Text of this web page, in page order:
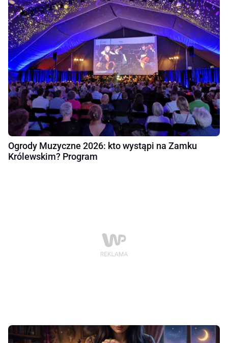
Ogrody Muzyczne 2026: kto wystąpi na Zamku
Królewskim? Program